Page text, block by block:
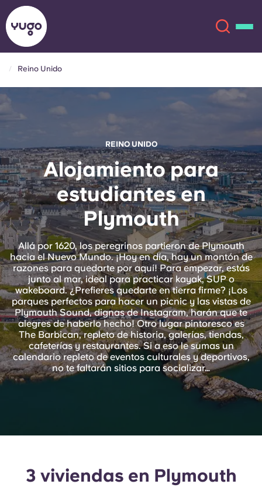
Más
Cuenta Idioma
English (GB)
English (US)
Chinese
Español
Elige un país
Elige una ciudad
Elige una residencia
Iniciar sesión
Reserva ahora
English (GB)
English (US)
Chinese Español
Català Deutsch
Italian French
Portuguese
Reino Unido
REINO UNIDO
Alojamiento para
estudiantes en
Plymouth
Allá por 1620, los peregrinos partieron de Plymouth
hacia el Nuevo Mundo. ¡Hoy en día, hay un montón de
razones para quedarte por aquí! Para empezar, estás
junto al mar, ideal para practicar kayak, SUP o
wakeboard. ¿Prefieres quedarte en tierra firme? ¡Los
parques perfectos para hacer un pícnic y las vistas de
Plymouth Sound, dignas de Instagram, harán que te
alegres de haberlo hecho! Otro lugar pintoresco es
The Barbican, repleto de historia, galerías, tiendas,
cafeterías y restaurantes. Si a eso le sumas un
calendario repleto de eventos culturales y deportivos,
no te faltarán sitios para socializar…
3 viviendas en Plymouth